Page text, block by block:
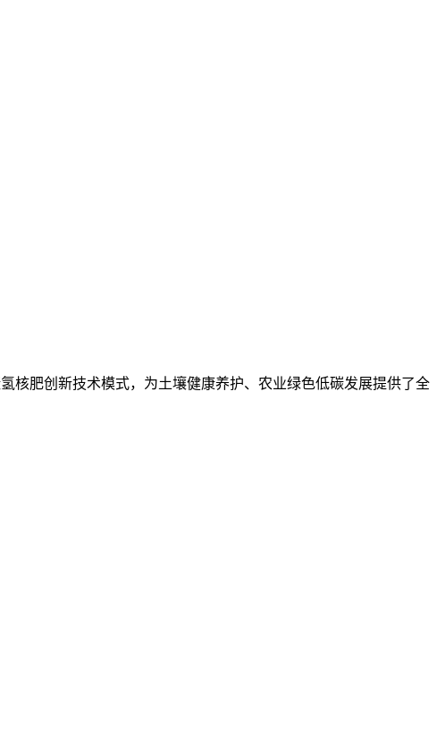
核肥创新技术模式，为土壤健康养护、农业绿色低碳发展提供了全